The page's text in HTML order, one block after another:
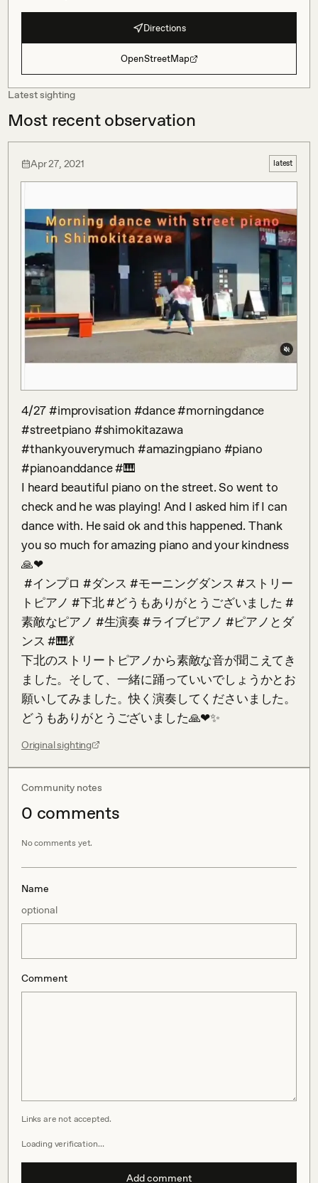
Directions
OpenStreetMap
Latest sighting
Most recent observation
Apr 27, 2021 latest
4/27 #improvisation #dance #morningdance
#streetpiano #shimokitazawa
#thankyouverymuch #amazingpiano #piano
#pianoanddance #🎹
I heard beautiful piano on the street. So went to
check and he was playing! And I asked him if I can
dance with. He said ok and this happened. Thank
you so much for amazing piano and your kindness
🙏❤
トピアノ #下北 #どうもありがとうございました #
素敵なピアノ #生演奏 #ライブピアノ #ピアノとダ
ンス #🎹💃
下北のストリートピアノから素敵な音が聞こえてき
ました。そして、一緒に踊っていいでしょうかとお
願いしてみました。快く演奏してくださいました。
どうもありがとうございました🙏❤✨
Original sighting
Community notes
0 comments
No comments yet.
Name
optional
Comment
Links are not accepted.
Loading verification…
Add comment